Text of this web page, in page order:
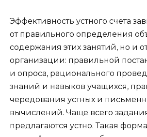
Эффективность устного счета
от правильного определения
содержания этих занятий, но и
организации: правильной
и опроса, рационального
знаний и навыков учащихся,
чередования устных и
вычислений. Чаще всего
предлагаются устно. Такая